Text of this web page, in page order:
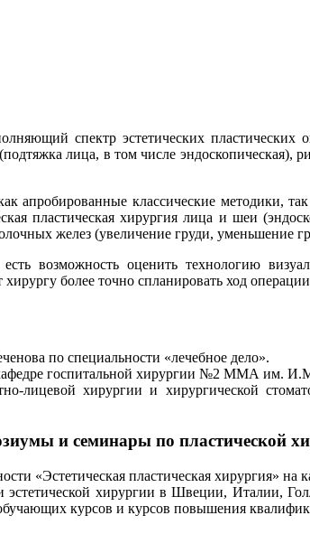
спектр эстетических
лица, в том числе эндоскопическая),
апробированные классические методики,
пластическая хирургия лица и шеи
желез (увеличение груди, уменьшение
возможность оценить технологию
более точно спланировать ход
по специальности «лечебное дело».
госпитальной хирургии №2 ММА им.
лицевой хирургии и хирургической
и семинары по пластической
«Эстетическая пластическая хирургия» на
эстетической хирургии в Швеции, Италии,
курсов и курсов повышения